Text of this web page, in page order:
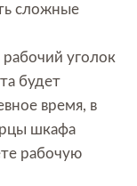
сложные
уголок
будет
время, в
шкафа
рабочую